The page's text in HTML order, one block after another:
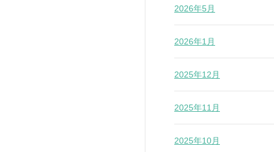
2026年5月
2026年1月
2025年12月
2025年11月
2025年10月